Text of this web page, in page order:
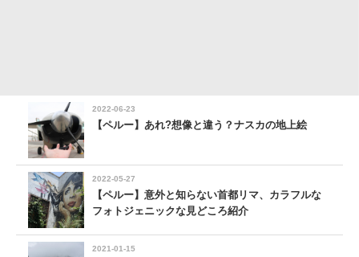
2022-06-23
【ペルー】あれ?想像と違う？ナスカの地上絵
2022-05-27
【ペルー】意外と知らない首都リマ、カラフルな
フォトジェニックな見どころ紹介
2021-01-15